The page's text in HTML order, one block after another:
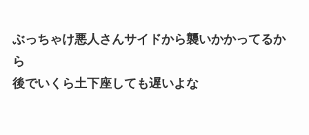
ぶっちゃけ悪人さんサイドから襲いかかってるか
ら
後でいくら土下座しても遅いよな